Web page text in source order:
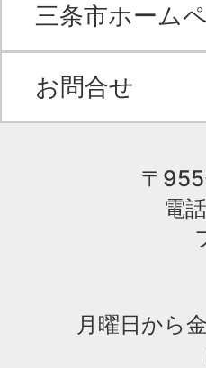
三条市ホーム
お問合せ
〒
電
月曜日から